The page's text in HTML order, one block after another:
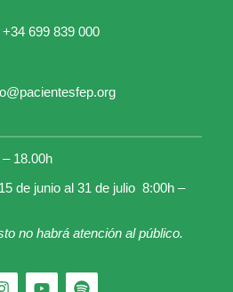
+34 699 839 000
18.00h
de junio al 31 de julio 8:00h –
no habrá atención al público.